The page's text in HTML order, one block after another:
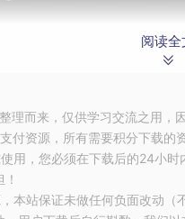
阅读全
理而来，仅供学习交流之用，
付资源，所有需要积分下载的
用，您必须在下载后的24小
本站保证未做任何负面改动